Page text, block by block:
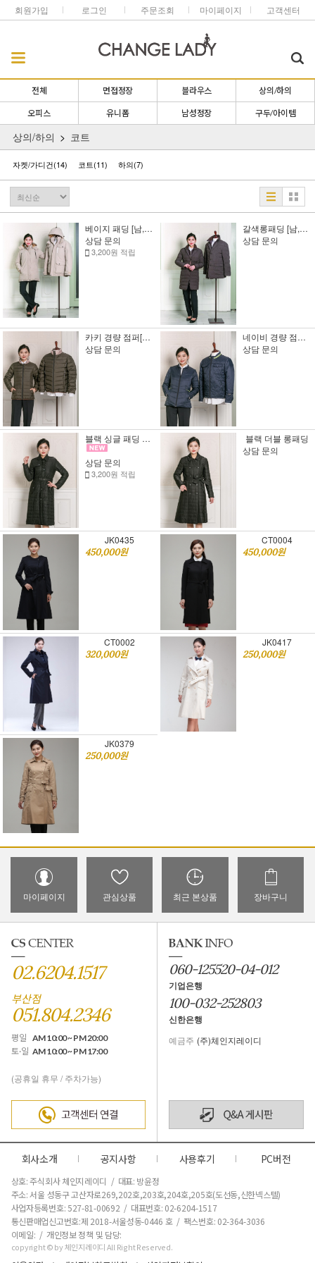
회원가입 로그인 주문조회 마이페이지 고객센터
전체 면접정장 블라우스 상의/하의
오피스 유니폼 남성정장 구두/아이템
상의/하의 코트
자켓/가디건(14) 코트(11) 하의(7)
베이지 패딩 [남,여][상담 문의]
상담 문의
3,200원 적립
갈색롱패딩 [남,여][상담 문의]
상담 문의
카키 경량 점퍼[상담 문의]
상담 문의
네이비 경량 점퍼 [상담 문의]
상담 문의
블랙 싱글 패딩 롱코트
상담 문의
3,200원 적립
블랙 더블 롱패딩
상담 문의
JK0435
450,000원
CT0004
450,000원
CT0002
320,000원
JK0417
250,000원
JK0379
250,000원
마이페이지 관심상품 최근 본상품 장바구니
02.6204.1517
부산점
051.804.2346
평일 AM 10:00 ~ PM 20:00
토·일 AM 10:00 ~ PM 17:00
(공휴일 휴무 / 주차가능)
060-125520-04-012
기업은행
100-032-252803
신한은행
예금주 (주)체인지레이디
회사소개 공지사항 사용후기 PC버전
상호: 주식회사 체인지레이디 / 대표: 방윤정
주소: 서울 성동구 고산자로269,202호,203호,204호,205호(도선동,신한넥스텔)
사업자등록번호: 527-81-00692 / 대표번호: 02-6204-1517
통신판매업신고번호:제 2018-서울성동-0446 호/ 팩스번호: 02-364-3036
이메일: / 개인정보 정책 및 담당:
copyright © by 체인지레이디 All Right Reserved.